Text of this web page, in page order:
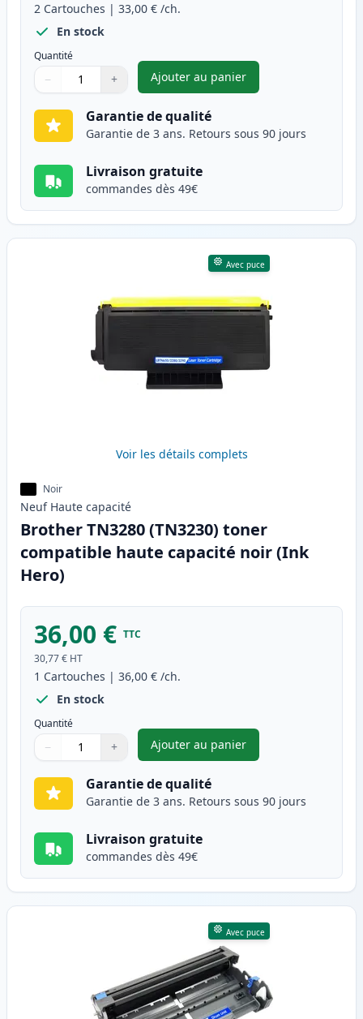
2 Cartouches | 33,00 € /ch.
En stock
Quantité
Quantité
Utilisez les boutons pour ajuster
− +
Quantité
Ajouter au panier
,Pack de 2 Brother TN3280
Garantie de qualité
Garantie de 3 ans. Retours sous 90 jours
Livraison gratuite
commandes dès 49€
Avec puce
Voir les détails complets
Noir
Neuf Haute capacité
Brother TN3280 (TN3230) toner
compatible haute capacité noir (Ink
Hero)
36,00 € TTC
30,77 € HT
1 Cartouches | 36,00 € /ch.
En stock
Quantité
Quantité
Utilisez les boutons pour ajuster
− +
Quantité
Ajouter au panier
,Brother TN3280 (TN3230)
Garantie de qualité
Garantie de 3 ans. Retours sous 90 jours
Livraison gratuite
commandes dès 49€
Avec puce